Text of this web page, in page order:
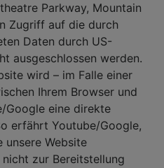
Parkway, Mountain
Zugriff auf die durch
Daten durch US-
ausgeschlossen werden.
wird – im Falle einer
Ihrem Browser und
Google eine direkte
erfährt Youtube/Google,
unsere Website
zur Bereitstellung